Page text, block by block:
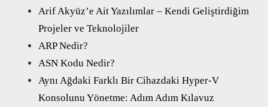
Arif Akyüz’e Ait Yazılımlar – Kendi Geliştirdiğim
Projeler ve Teknolojiler
ARP Nedir?
ASN Kodu Nedir?
Aynı Ağdaki Farklı Bir Cihazdaki Hyper-V
Konsolunu Yönetme: Adım Adım Kılavuz